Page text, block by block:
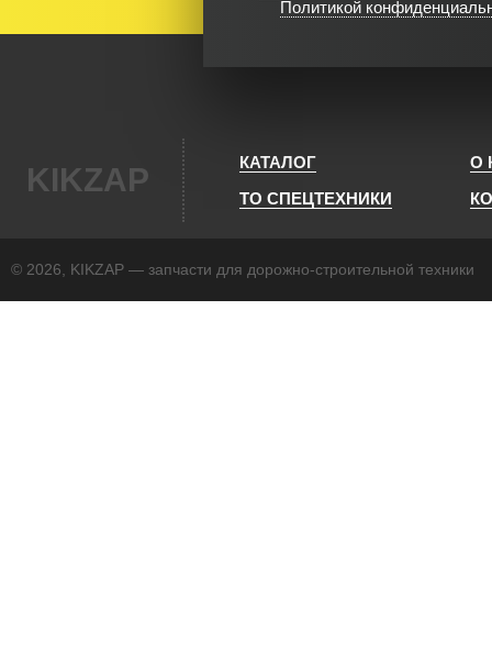
Политикой
KIKZAP КАТАЛОГ
О
ТО СПЕЦТЕХНИКИ
© 2026, KIKZAP — запчасти для дорожно-строительной техники